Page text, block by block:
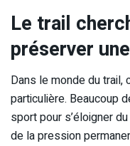
Le trail
préserver
Dans le monde du
particulière. Beaucoup
sport pour s’éloigner
de la pression